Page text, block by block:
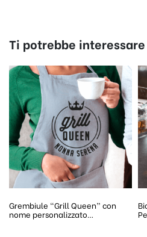
Ti potrebbe
Grembiule “Grill Queen” con
nome personalizzato…